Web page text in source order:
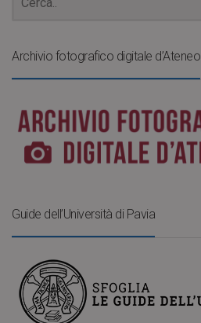
Archivio fotografico digitale d’Ateneo
Guide dell’Università di Pavia